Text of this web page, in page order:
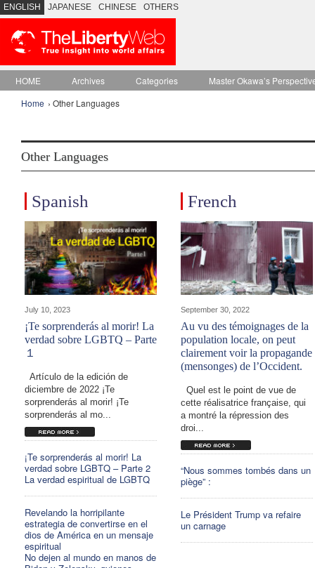
ENGLISH JAPANESE CHINESE OTHERS
HOME Archives Categories
Master Okawa’s
Home › Other Languages
Other Languages
Spanish
July 10, 2023
¡Te sorprenderás al morir! La
verdad sobre LGBTQ – Parte
１
Artículo de la edición de
diciembre de 2022 ¡Te
sorprenderás al morir! ¡Te
sorprenderás al mo...
¡Te sorprenderás al morir! La
verdad sobre LGBTQ – Parte 2
La verdad espiritual de LGBTQ
Revelando la horripilante
estrategia de convertirse en el
dios de América en un mensaje
espiritual
No dejen al mundo en manos de
French
September 30, 2022
Au vu des témoignages de la
population locale, on peut
clairement voir la propagande
(mensonges) de l’Occident.
Quel est le point de vue de
cette réalisatrice française, qui
a montré la répression des
droi...
“Nous sommes tombés dans un
piège” :
Le Président Trump va refaire
un carnage